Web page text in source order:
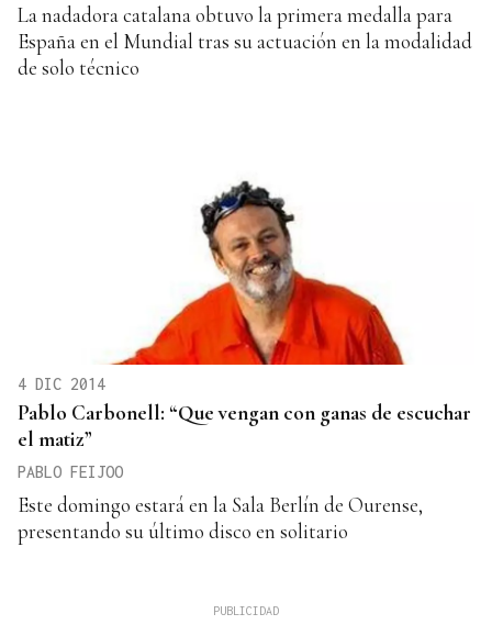
La nadadora catalana obtuvo la primera medalla para
España en el Mundial tras su actuación en la modalidad
de solo técnico
4 DIC 2014
Pablo Carbonell: “Que vengan con ganas de escuchar
el matiz”
PABLO FEIJOO
Este domingo estará en la Sala Berlín de Ourense,
presentando su último disco en solitario